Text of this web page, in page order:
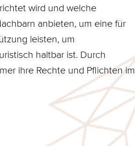
wird und welche
anbieten, um eine für
leisten, um
haltbar ist. Durch
ihre Rechte und Pflichten im